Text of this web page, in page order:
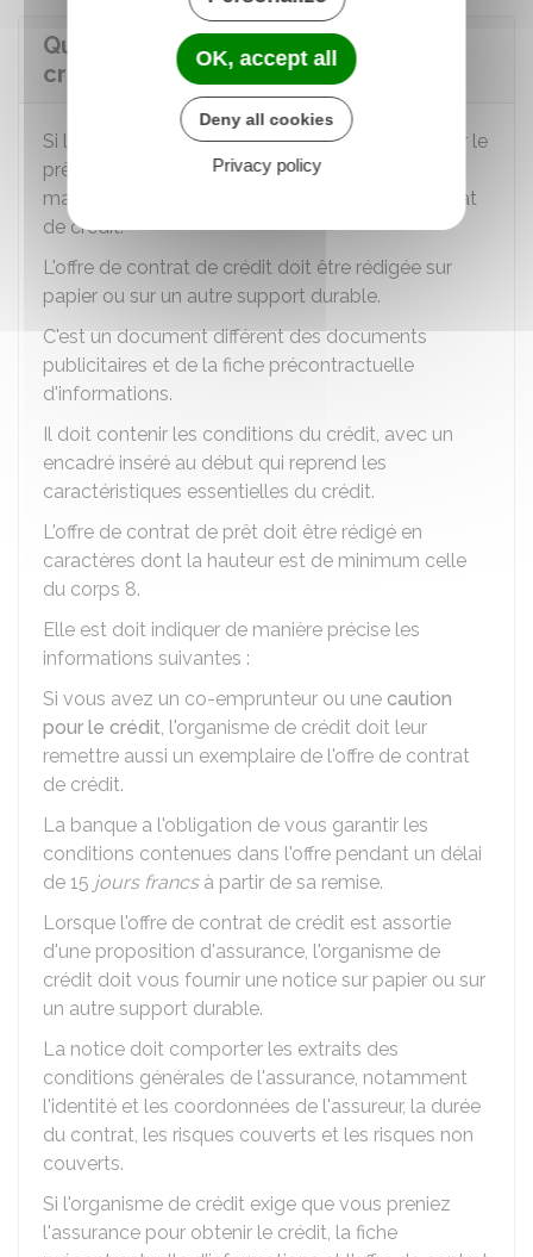
Quelle est la procédure d'octroi du
crédit à la consommation ?
Si l'organisme de crédit décide de vous accorder le
prêt, il doit vous transmettre gratuitement, en
mains propres ou par courrier, une offre de contrat
de crédit.
L'offre de contrat de crédit doit être rédigée sur
papier ou sur un autre support durable.
C'est un document différent des documents
publicitaires et de la fiche précontractuelle
d'informations.
Il doit contenir les conditions du crédit, avec un
encadré inséré au début qui reprend les
caractéristiques essentielles du crédit.
L'offre de contrat de prêt doit être rédigé en
caractères dont la hauteur est de minimum celle
du corps 8.
Elle est doit indiquer de manière précise les
informations suivantes :
Si vous avez un co-emprunteur ou une caution
pour le crédit, l'organisme de crédit doit leur
remettre aussi un exemplaire de l'offre de contrat
de crédit.
La banque a l'obligation de vous garantir les
conditions contenues dans l'offre pendant un délai
de 15 jours francsà partir de sa remise.
Lorsque l'offre de contrat de crédit est assortie
d'une proposition d'assurance, l'organisme de
crédit doit vous fournir une notice sur papier ou sur
un autre support durable.
La notice doit comporter les extraits des
conditions générales de l'assurance, notamment
l'identité et les coordonnées de l'assureur, la durée
du contrat, les risques couverts et les risques non
couverts.
Si l'organisme de crédit exige que vous preniez
l'assurance pour obtenir le crédit, la fiche
OK, accept all
Deny all cookies
Privacy policy